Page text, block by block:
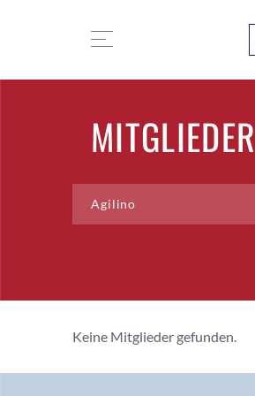
MITGLIEDER
Keine Mitglieder gefunden.